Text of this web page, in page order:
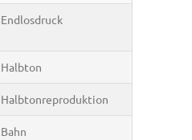
Endlosdruck
Halbton
Halbtonreproduktion
Bahn